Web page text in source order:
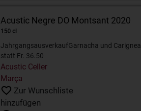
Acustic Negre DO Montsant 2020
150 cl
Jahrgangsausverkauf
statt Fr. 36.50
Acustic Celler
Marça
Garnacha und Carignea
Zur Wunschliste
hinzufügen